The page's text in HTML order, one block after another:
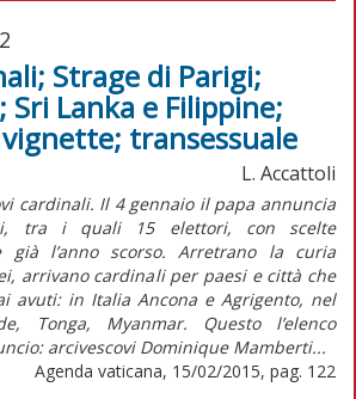
Strage di Parigi;
Sri Lanka e Filippine;
transessuale
L. Accattoli
cardinali. Il 4 gennaio il papa annuncia
tra i quali 15 elettori, con scelte
già l’anno scorso. Arretrano la curia
arrivano cardinali per paesi e città che
avuti: in Italia Ancona e Agrigento, nel
Tonga, Myanmar. Questo l’elenco
arcivescovi Dominique Mamberti...
Agenda vaticana, 15/02/2015, pag. 122